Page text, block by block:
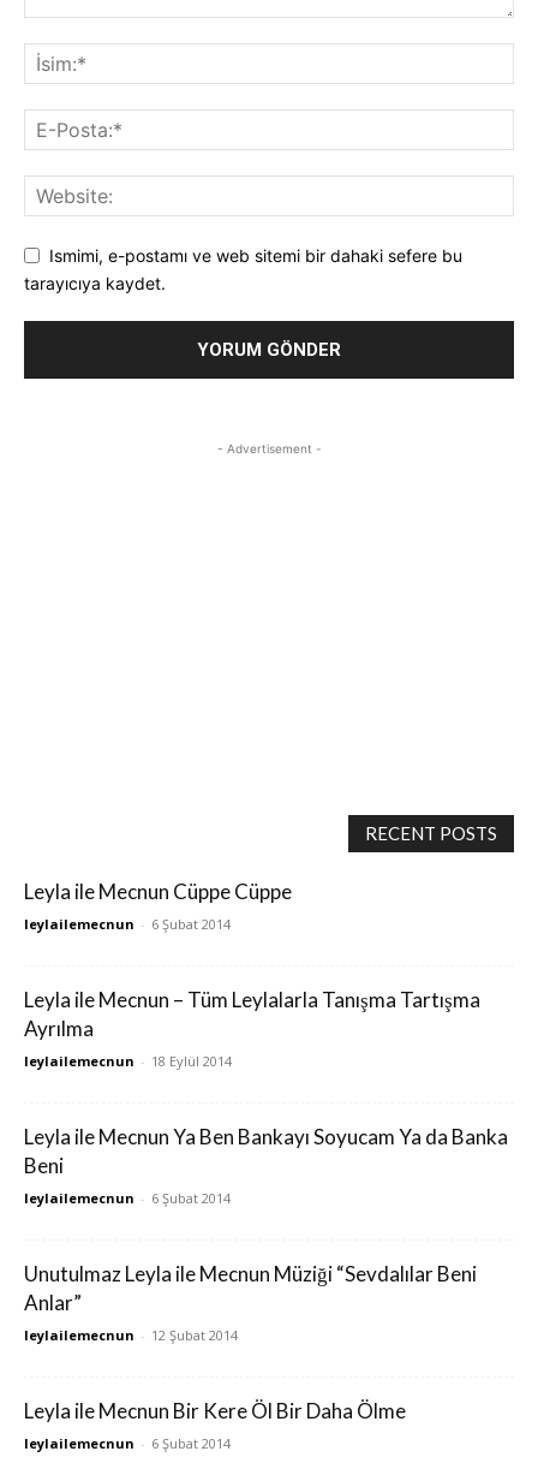
Ismimi, e-postamı ve web sitemi bir dahaki sefere bu
tarayıcıya kaydet.
- Advertisement -
RECENT POSTS
Leyla ile Mecnun Cüppe Cüppe
leylailemecnun - 6 Şubat 2014
Leyla ile Mecnun – Tüm Leylalarla Tanışma Tartışma
Ayrılma
leylailemecnun - 18 Eylül 2014
Leyla ile Mecnun Ya Ben Bankayı Soyucam Ya da Banka
Beni
leylailemecnun - 6 Şubat 2014
Unutulmaz Leyla ile Mecnun Müziği “Sevdalılar Beni
Anlar”
leylailemecnun - 12 Şubat 2014
Leyla ile Mecnun Bir Kere Öl Bir Daha Ölme
leylailemecnun - 6 Şubat 2014